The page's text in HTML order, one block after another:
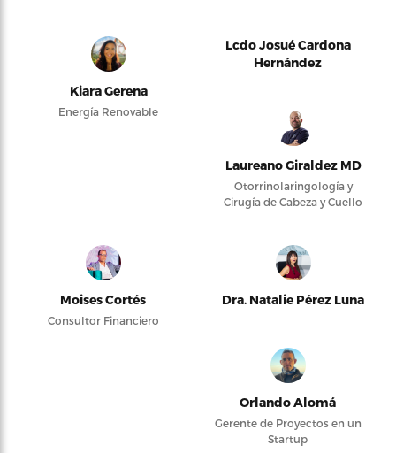
Kiara Gerena
Energía Renovable
Lcdo Josué Cardona
Hernández
Laureano Giraldez MD
Otorrinolaringología y
Cirugía de Cabeza y Cuello
Moises Cortés
Consultor Financiero
Dra. Natalie Pérez Luna
Orlando Alomá
Gerente de Proyectos en un
Startup